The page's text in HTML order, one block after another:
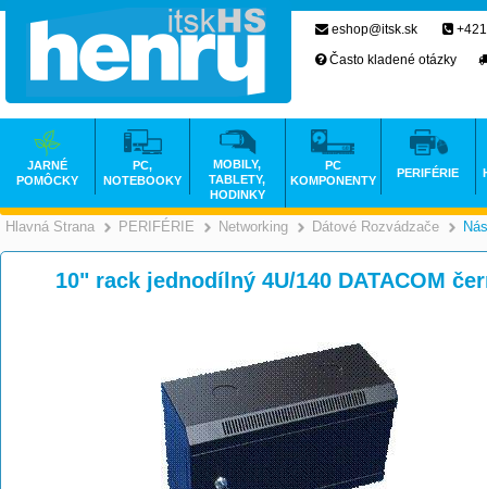
Hlavná Strana >
PERIFÉRIE >
Networking >
Dátové Rozvádzače
10" rack jednodílný 4U/140 DATACOM
eshop@itsk.sk
Často kladené otázky
JARNÉ
POMÔCKY
PC,
NOTEBOOKY
MOBILY,
TABLETY,
HODINKY
PC
KOMPONENTY
PERIFÉRIE